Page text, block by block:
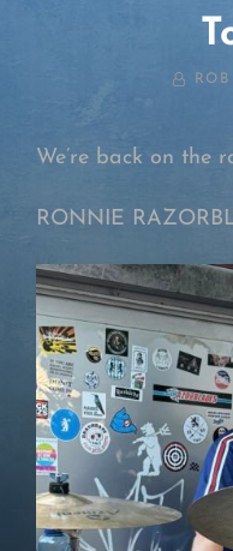
BY ROB
We’re back on the
RONNIE